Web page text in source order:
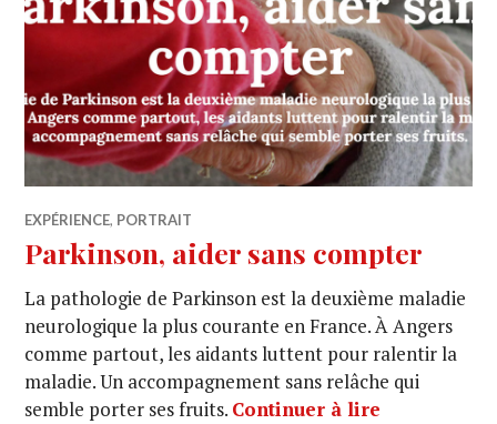
EXPÉRIENCE, PORTRAIT
Parkinson, aider sans compter
La pathologie de Parkinson est la deuxième maladie
neurologique la plus courante en France. À Angers
comme partout, les aidants luttent pour ralentir la
maladie. Un accompagnement sans relâche qui
semble porter ses fruits. Continuer à lire